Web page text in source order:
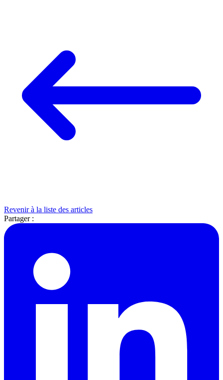
Revenir à la liste des articles
Partager :